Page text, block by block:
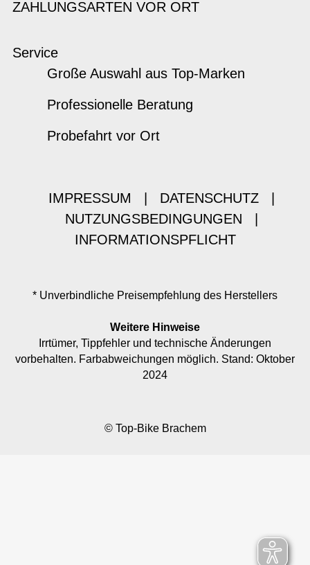
ZAHLUNGSARTEN VOR ORT
Service
Große Auswahl aus Top-Marken
Professionelle Beratung
Probefahrt vor Ort
IMPRESSUM DATENSCHUTZ
NUTZUNGSBEDINGUNGEN
INFORMATIONSPFLICHT
* Unverbindliche Preisempfehlung des Herstellers
Weitere Hinweise
Irrtümer, Tippfehler und technische Änderungen
vorbehalten. Farbabweichungen möglich. Stand: Oktober
2024
© Top-Bike Brachem